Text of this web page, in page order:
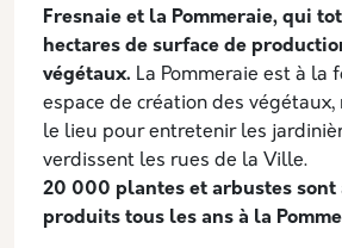
Fresnaie et la Pommeraie, qui
hectares de surface de
végétaux. La Pommeraie est à la
espace de création des végétaux,
le lieu pour entretenir les
verdissent les rues de la Ville.
20 000 plantes et arbustes sont
produits tous les ans à la